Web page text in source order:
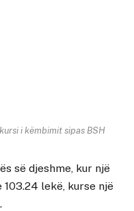
i këmbimit sipas BSH
së djeshme, kur një
lekë, kurse një